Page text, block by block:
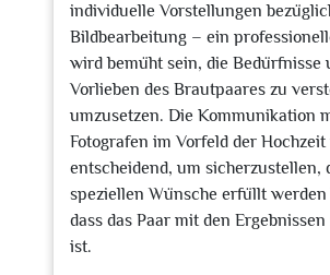
individuelle Vorstellungen
Bildbearbeitung – ein
wird bemüht sein, die Bedürfnisse
Vorlieben des Brautpaares zu
umzusetzen. Die Kommunikation
Fotografen im Vorfeld der Hochzeit
entscheidend, um sicherzustellen,
speziellen Wünsche erfüllt
dass das Paar mit den
ist.